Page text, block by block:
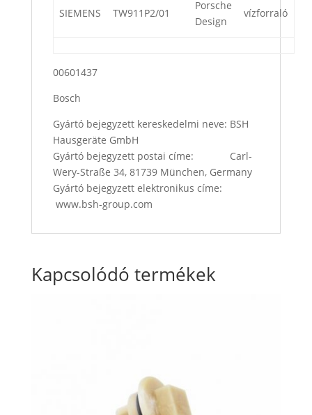
SIEMENS TW911P2/01
Porsche
Design
vízforraló
00601437
Bosch
Gyártó bejegyzett kereskedelmi neve: BSH
Hausgeräte GmbH
Gyártó bejegyzett postai címe: Carl-
Wery-Straße 34, 81739 München, Germany
Gyártó bejegyzett elektronikus címe:
www.bsh-group.com
Kapcsolódó termékek